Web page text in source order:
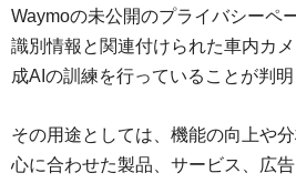
Waymoの未公開のプライバシーペ
識別情報と関連付けられた車内カ
成AIの訓練を行っていることが判明
その用途としては、機能の向上や
心に合わせた製品、サービス、広